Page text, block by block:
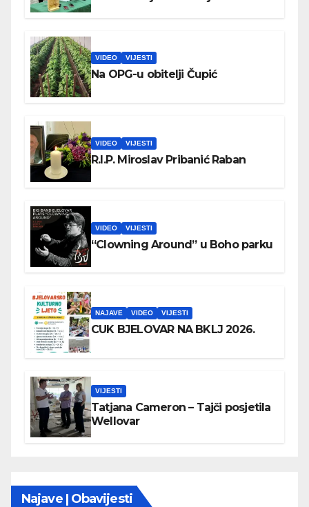
VIDEO VIJESTI
Na OPG-u obitelji Čupić
VIDEO VIJESTI
R.I.P. Miroslav Pribanić Raban
VIDEO VIJESTI
“Clowning Around” u Boho parku
NAJAVE VIDEO VIJESTI
CUK BJELOVAR NA BKLJ 2026.
VIJESTI
Tatjana Cameron – Tajči posjetila
Wellovar
Najave | Obavijesti